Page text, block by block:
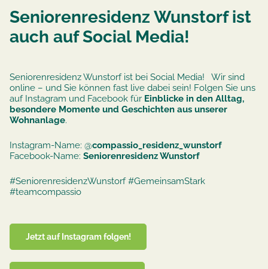
Seniorenresidenz Wunstorf ist
auch auf Social Media!
Seniorenresidenz Wunstorf ist bei Social Media! Wir sind
online – und Sie können fast live dabei sein! Folgen Sie uns
auf Instagram und Facebook für Einblicke in den Alltag,
besondere Momente und Geschichten aus unserer
Wohnanlage.
Instagram-Name: @compassio_residenz_wunstorf
Facebook-Name: Seniorenresidenz Wunstorf
#SeniorenresidenzWunstorf #GemeinsamStark
#teamcompassio
Jetzt auf Instagram folgen!